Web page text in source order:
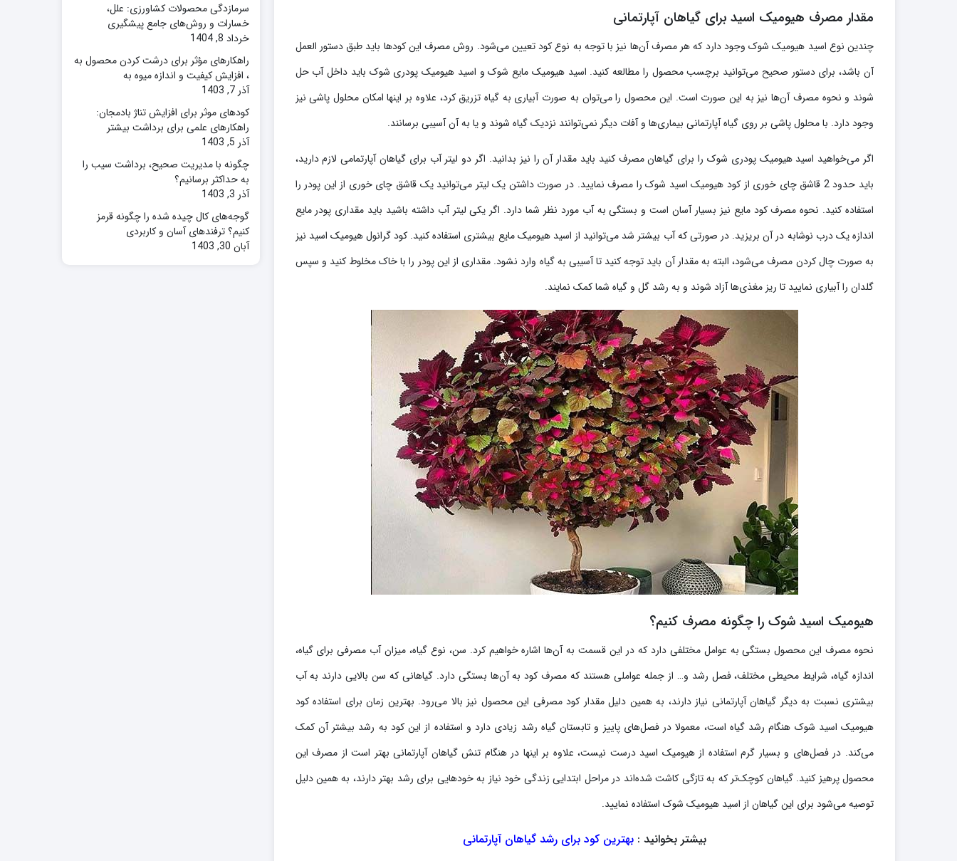
مقدار مصرف هیومیک اسید برای گیاهان آپارتمانی
چندین نوع اسید هیومیک شوک وجود دارد که هر مصرف آن‌ها نیز با توجه به نوع کود تعیین می‌شود. روش مصرف این کودها باید طبق دستور العمل
آن باشد، برای دستور صحیح می‌توانید برچسب محصول را مطالعه کنید. اسید هیومیک مایع شوک و اسید هیومیک پودری شوک باید داخل آب حل
شوند و نحوه مصرف آن‌ها نیز به این صورت است. این محصول را می‌توان به صورت آبیاری به گیاه تزریق کرد، علاوه بر اینها امکان محلول پاشی نیز
وجود دارد. با محلول پاشی بر روی گیاه آپارتمانی بیماری‌ها و آفات دیگر نمی‌توانند نزدیک گیاه شوند و یا به آن آسیبی برسانند.
اگر می‌خواهید اسید هیومیک پودری شوک را برای گیاهان مصرف کنید باید مقدار آن را نیز بدانید. اگر دو لیتر آب برای گیاهان آپارتمامی لازم دارید،
باید حدود 2 قاشق چای خوری از کود هیومیک اسید شوک را مصرف نمایید. در صورت داشتن یک لیتر می‌توانید یک قاشق چای خوری از این پودر را
استفاده کنید. نحوه مصرف کود مایع نیز بسیار آسان است و بستگی به آب مورد نظر شما دارد. اگر یکی لیتر آب داشته باشید باید مقداری پودر مایع
اندازه یک درب نوشابه در آن بریزید. در صورتی که آب بیشتر شد می‌توانید از اسید هیومیک مایع بیشتری استفاده کنید. کود گرانول هیومیک اسید نیز
به صورت چال کردن مصرف می‌شود، البته به مقدار آن باید توجه کنید تا آسیبی به گیاه وارد نشود. مقداری از این پودر را با خاک مخلوط کنید و سپس
گلدان را آبیاری نمایید تا ریز مغذی‌ها آزاد شوند و به رشد گل و گیاه شما کمک نمایند.
هیومیک اسید شوک را چگونه مصرف کنیم؟
نحوه مصرف این محصول بستگی به عوامل مختلفی دارد که در این قسمت به آن‌ها اشاره خواهیم کرد. سن، نوع گیاه، میزان آب مصرفی برای گیاه،
اندازه گیاه، شرایط محیطی مختلف، فصل رشد و… از جمله عواملی هستند که مصرف کود به آن‌ها بستگی دارد. گیاهانی که سن بالایی دارند به آب
بیشتری نسبت به دیگر گیاهان آپارتمانی نیاز دارند، به همین دلیل مقدار کود مصرفی این محصول نیز بالا می‌رود. بهترین زمان برای استفاده کود
هیومیک اسید شوک هنگام رشد گیاه است، معمولا در فصل‌های پاییز و تابستان گیاه رشد زیادی دارد و استفاده از این کود به رشد بیشتر آن کمک
می‌کند. در فصل‌های و بسیار گرم استفاده از هیومیک اسید درست نیست، علاوه بر اینها در هنگام تنش گیاهان آپارتمانی بهتر است از مصرف این
محصول پرهیز کنید. گیاهان کوچک‌تر که به تازگی کاشت شده‌اند در مراحل ابتدایی زندگی خود نیاز به خودهایی برای رشد بهتر دارند، به همین دلیل
توصیه می‌شود برای این گیاهان از اسید هیومیک شوک استفاده نمایید.
بیشتر بخوانید :بهترین کود برای رشد گیاهان آپارتمانی
سرمازدگی محصولات کشاورزی: علل،
خسارات و روش‌های جامع پیشگیری
خرداد 8, 1404
راهکارهای مؤثر برای درشت کردن محصول به
، افزایش کیفیت و اندازه میوه به
آذر 7, 1403
کودهای موثر برای افزایش تناژ بادمجان:
راهکارهای علمی برای برداشت بیشتر
آذر 5, 1403
چگونه با مدیریت صحیح، برداشت سیب را
به حداکثر برسانیم؟
آذر 3, 1403
گوجه‌های کال چیده شده را چگونه قرمز
کنیم؟ ترفندهای آسان و کاربردی
آبان 30, 1403